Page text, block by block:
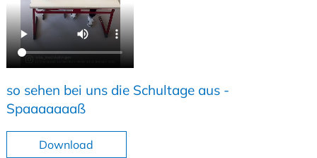
so sehen bei uns die Schultage aus -
Spaaaaaaaß
Download